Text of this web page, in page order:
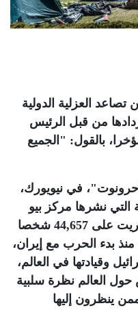
العزلية الدولية
من قبل الرئيس
بالقول: "الجميع
في نيويورك،
التي نشرها مركز بيو
للأبحاث الأمريكي المرموق، وأجريت على 44,657 شخصا
منذ بدء الحرب مع إيران،
وقيادتها في العالم،
حول العالم نظرة سلبية
فقط ممن ينظرون إليها